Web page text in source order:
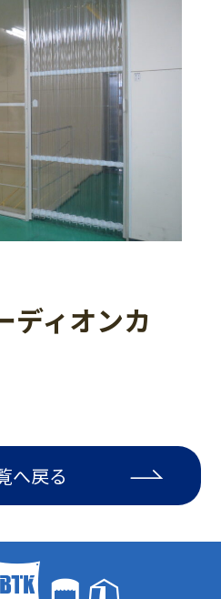
ディオンカ
へ戻る